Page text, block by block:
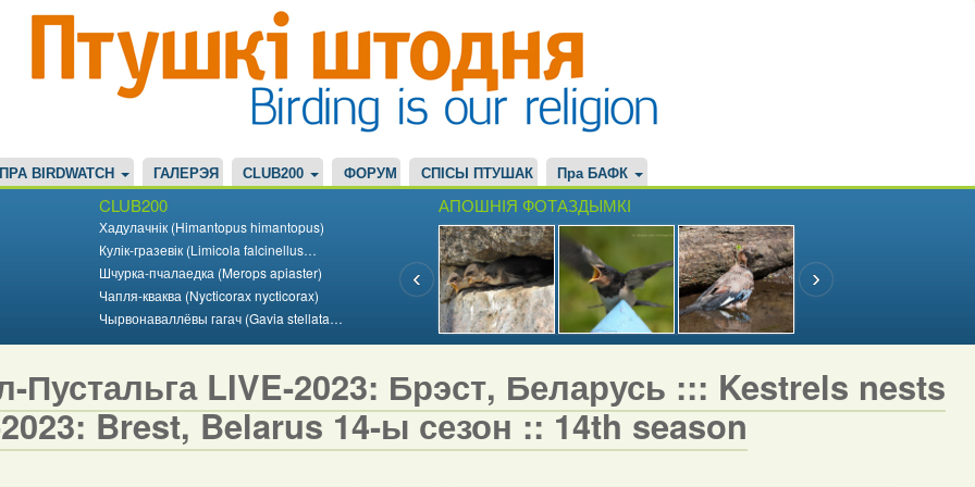
ПРА BIRDWATCH ГАЛЕРЭЯ CLUB200 ФОРУМ СПІСЫ ПТУШАК Пра БАФК
CLUB200
Хадулачнік (Himantopus himantopus)
Кулік-гразевік (Limicola falcinellus…
Шчурка-пчалаедка (Merops apiaster)
Чапля-кваква (Nycticorax nycticorax)
Чырвонаваллёвы гагач (Gavia stellata…
АПОШНІЯ ФОТАЗДЫМКІ
Пустальга LIVE-2023: Брэст, Беларусь ::: Kestrels nests
Brest, Belarus 14-ы сезон :: 14th season